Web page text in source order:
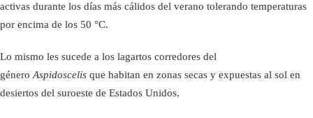
activas durante los días más cálidos del verano tolerando temperaturas
por encima de los 50 °C.
Lo mismo les sucede a los lagartos corredores del
género Aspidoscelis que habitan en zonas secas y expuestas al sol en
desiertos del suroeste de Estados Unidos.